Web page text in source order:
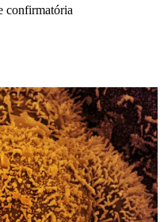
confirmatória